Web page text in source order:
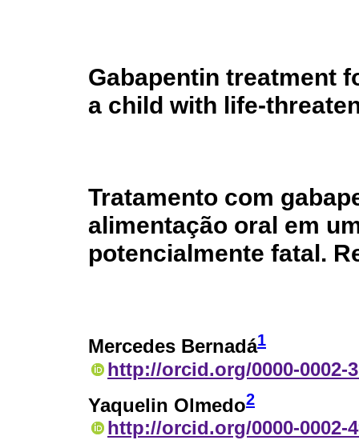
Gabapentin treatment
a child with life-
Tratamento com
alimentação oral em
potencialmente fatal.
Mercedes Bernadá1
http://orcid.org/0000-0002-
Yaquelin Olmedo2
http://orcid.org/0000-0002-